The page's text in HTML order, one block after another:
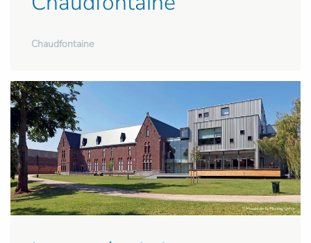
Chaudfontaine